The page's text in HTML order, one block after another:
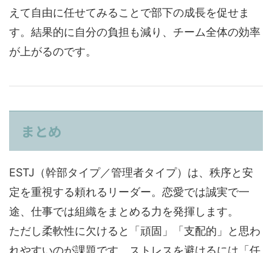
えて自由に任せてみることで部下の成長を促せま
す。結果的に自分の負担も減り、チーム全体の効率
が上がるのです。
まとめ
ESTJ（幹部タイプ／管理者タイプ）は、秩序と安
定を重視する頼れるリーダー。恋愛では誠実で一
途、仕事では組織をまとめる力を発揮します。
ただし柔軟性に欠けると「頑固」「支配的」と思わ
れやすいのが課題です。ストレスを避けるには「任